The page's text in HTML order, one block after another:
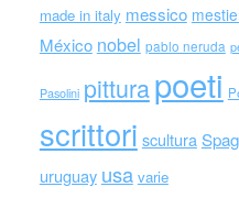
made in italy messico
México nobel pablo neruda
Pasolini pitturapoeti
scrittori scultura
uruguay usa varie